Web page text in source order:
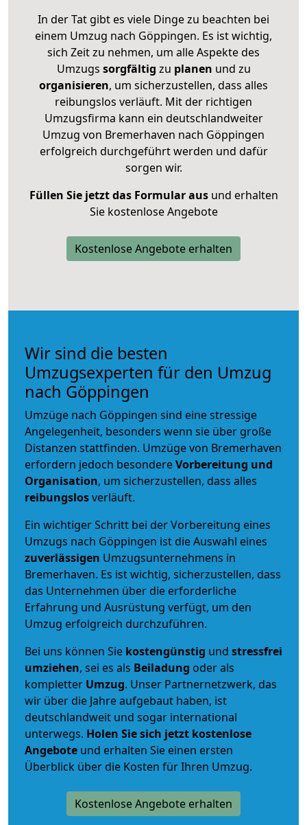
In der Tat gibt es viele Dinge zu beachten bei
einem Umzug nach Göppingen. Es ist wichtig,
sich Zeit zu nehmen, um alle Aspekte des
Umzugs sorgfältig zu planen und zu
organisieren, um sicherzustellen, dass alles
reibungslos verläuft. Mit der richtigen
Umzugsfirma kann ein deutschlandweiter
Umzug von Bremerhaven nach Göppingen
erfolgreich durchgeführt werden und dafür
sorgen wir.
Füllen Sie jetzt das Formular ausund erhalten
Sie kostenlose Angebote
Kostenlose Angebote erhalten
Wir sind die besten
Umzugsexperten für den Umzug
nach Göppingen
Umzüge nach Göppingen sind eine stressige
Angelegenheit, besonders wenn sie über große
Distanzen stattfinden. Umzüge von Bremerhaven
erfordern jedoch besondereVorbereitung und
Organisation, um sicherzustellen, dass alles
reibungslosverläuft.
Ein wichtiger Schritt bei der Vorbereitung eines
Umzugs nach Göppingen ist die Auswahl eines
zuverlässigen Umzugsunternehmens in
Bremerhaven. Es ist wichtig, sicherzustellen, dass
das Unternehmen über die erforderliche
Erfahrung und Ausrüstung verfügt, um den
Umzug erfolgreich durchzuführen.
Bei uns können Sie kostengünstig und stressfrei
umziehen, sei es als Beiladung oder als
kompletter Umzug. Unser Partnernetzwerk, das
wir über die Jahre aufgebaut haben, ist
deutschlandweit und sogar international
unterwegs. Holen Sie sich jetzt kostenlose
Angebote und erhalten Sie einen ersten
Überblick über die Kosten für Ihren Umzug.
Kostenlose Angebote erhalten